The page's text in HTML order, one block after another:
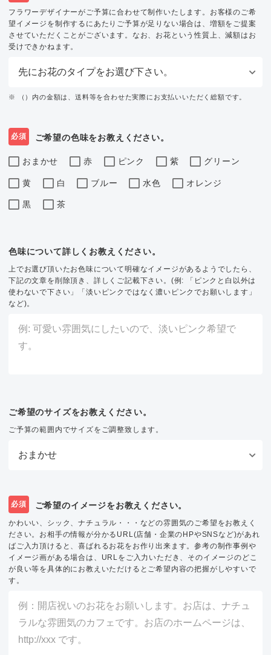
フラワーデザイナーがご予算に合わせて制作いたします。お客様のご希
望イメージを制作するにあたりご予算が足りない場合は、増額をご提案
させていただくことがございます。なお、お花という性質上、減額はお
受けできかねます。
※ （）内の金額は、送料等を合わせた実際にお支払いいただく総額です。
必須 ご希望の色味をお教えください。
おまかせ 赤 ピンク 紫 グリーン
黄 白 ブルー 水色 オレンジ
黒 茶
色味について詳しくお教えください。
上でお選び頂いたお色味について明確なイメージがあるようでしたら、
下記の文章を削除頂き、詳しくご記載下さい。(例: 「ピンクと白以外は
使わないで下さい」「淡いピンクではなく濃いピンクでお願いします」
など)。
ご希望のサイズをお教えください。
ご予算の範囲内でサイズをご調整致します。
必須 ご希望のイメージをお教えください。
かわいい、シック、ナチュラル・・・などの雰囲気のご希望をお教えく
ださい。お相手の情報が分かるURL(店舗・企業のHPやSNSなど)があれ
ばご入力頂けると、喜ばれるお花をお作り出来ます。参考の制作事例や
イメージ画がある場合は、URLをご入力いただき、そのイメージのどこ
が良い等を具体的にお教えいただけるとご希望内容の把握がしやすいで
す。